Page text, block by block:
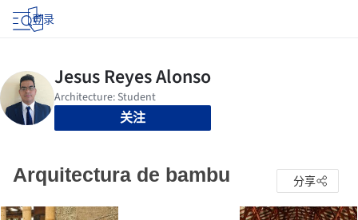
登录
关注
Arquitectura de bambu 分享